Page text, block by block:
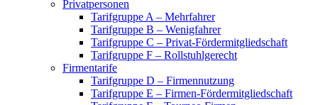
Privatpersonen
Tarifgruppe A – Mehrfahrer
Tarifgruppe B – Wenigfahrer
Tarifgruppe C – Privat-Fördermitgliedschaft
Tarifgruppe F – Rollstuhlgerecht
Firmentarife
Tarifgruppe D – Firmennutzung
Tarifgruppe E – Firmen-Fördermitgliedschaft